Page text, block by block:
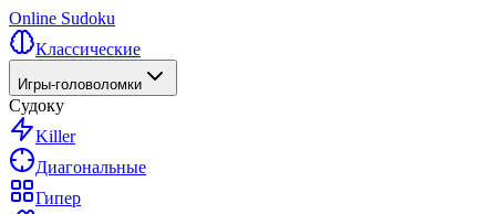
Online Sudoku
Классические
Игры-головоломки
Судоку
Killer
Диагональные
Гипер